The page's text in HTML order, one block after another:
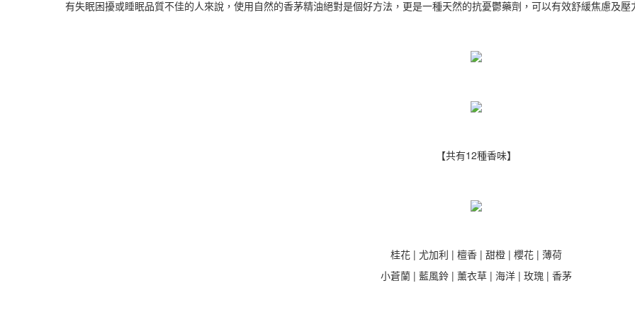
有失眠困擾或睡眠品質不佳的人來說，使用自然的香茅精油絕對是個好方法，更是一種天然的抗憂鬱藥劑，可以有效舒緩焦慮及壓
【共有12種香味】
桂花 | 尤加利 | 檀香 | 甜橙 | 櫻花 | 薄荷
小蒼蘭 | 藍風鈴 | 薰衣草 | 海洋 | 玫瑰 | 香茅